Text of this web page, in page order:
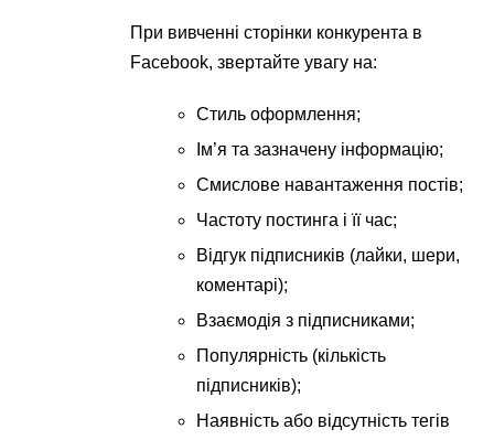
При вивченні сторінки конкурента в
Facebook, звертайте увагу на:
Стиль оформлення;
Ім’я та зазначену інформацію;
Смислове навантаження постів;
Частоту постинга і її час;
Відгук підписників (лайки, шери,
коментарі);
Взаємодія з підписниками;
Популярність (кількість
підписників);
Наявність або відсутність тегів